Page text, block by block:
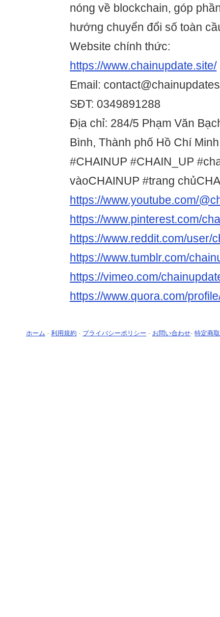
nóng về blockchain, góp
hướng chuyển đổi số toàn
Website chính thức:
https://www.chainupdate.site/
Email:
SĐT: 0349891288
Địa chỉ: 284/5 Phạm Văn
Bình, Thành phố Hồ Chí
#CHAINUP #CHAIN_UP
vàoCHAINUP #trang
https://www.youtube.com/
https://www.pinterest.com/
https://www.reddit.com/user/
https://www.tumblr.com/
https://vimeo.com/
https://www.quora.com/
ホーム - 利用規約 - プライバシーポリシー - お問い合わせ- 特定商